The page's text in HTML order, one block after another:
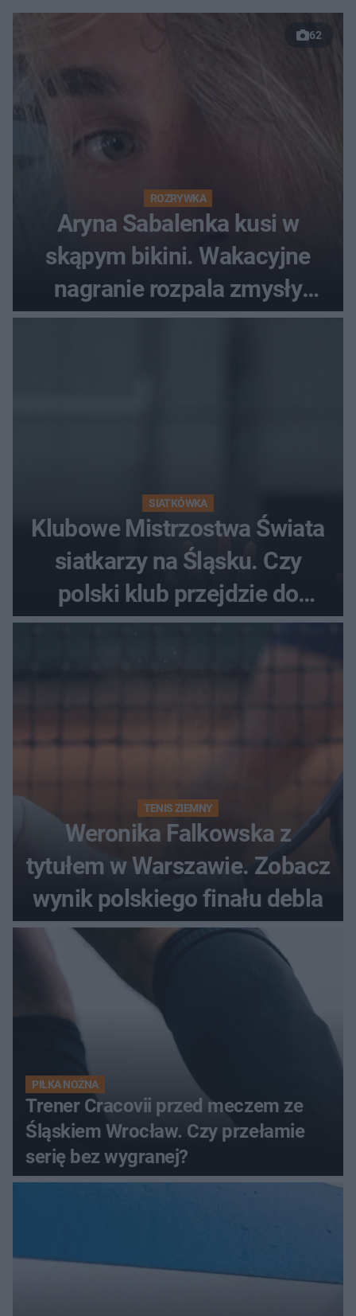
62
ROZRYWKA
Aryna Sabalenka kusi w
skąpym bikini. Wakacyjne
nagranie rozpala zmysły
fanów
SIATKÓWKA
Klubowe Mistrzostwa Świata
siatkarzy na Śląsku. Czy
polski klub przejdzie do
historii
TENIS ZIEMNY
Weronika Falkowska z
tytułem w Warszawie. Zobacz
wynik polskiego finału debla
PIŁKA NOŻNA
Trener Cracovii przed meczem ze
Śląskiem Wrocław. Czy przełamie
serię bez wygranej?